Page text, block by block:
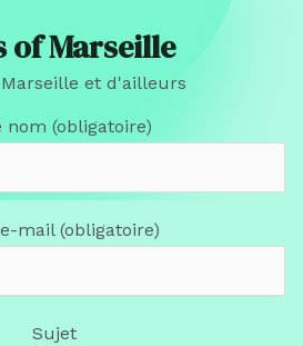
of Marseille
et d'ailleurs
nom (obligatoire)
mail (obligatoire)
Sujet